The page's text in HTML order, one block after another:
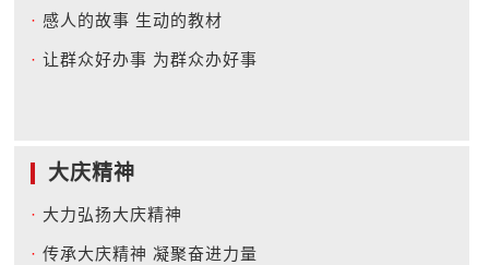
· 感人的故事 生动的教材
· 让群众好办事 为群众办好事
大庆精神
· 大力弘扬大庆精神
· 传承大庆精神 凝聚奋进力量